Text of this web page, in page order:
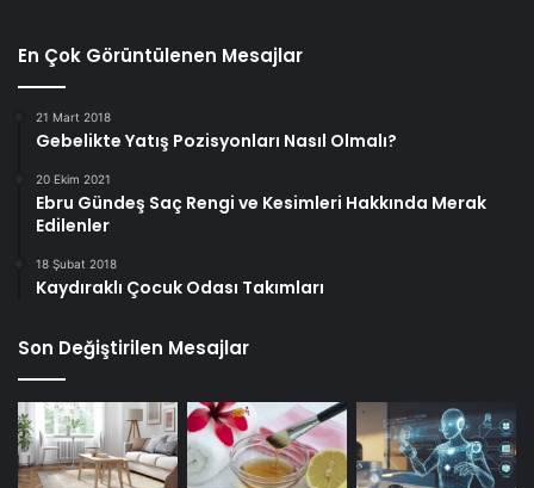
En Çok Görüntülenen Mesajlar
21 Mart 2018
Gebelikte Yatış Pozisyonları Nasıl Olmalı?
20 Ekim 2021
Ebru Gündeş Saç Rengi ve Kesimleri Hakkında Merak
Edilenler
18 Şubat 2018
Kaydıraklı Çocuk Odası Takımları
Son Değiştirilen Mesajlar